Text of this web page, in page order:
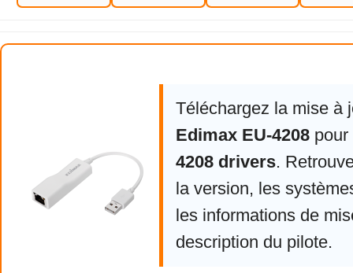
Edimax EU-4208 drivers
Téléchargez la mise à
Edimax EU-4208 pour
4208 drivers.
la version, les
les informations de
description du pilote.